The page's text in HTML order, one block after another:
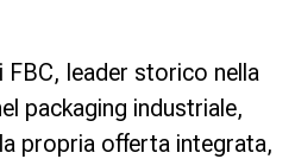
FBC, leader storico nella
packaging industriale,
propria offerta integrata,